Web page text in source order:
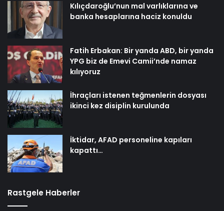
Kılıçdaroğlu’nun mal varlıklarına ve
banka hesaplarına haciz konuldu
Fatih Erbakan: Bir yanda ABD, bir yanda
YPG biz de Emevi Camii’nde namaz
kılıyoruz
İhraçları istenen teğmenlerin dosyası
ikinci kez disiplin kurulunda
İktidar, AFAD personeline kapıları
kapattı…
Rastgele Haberler